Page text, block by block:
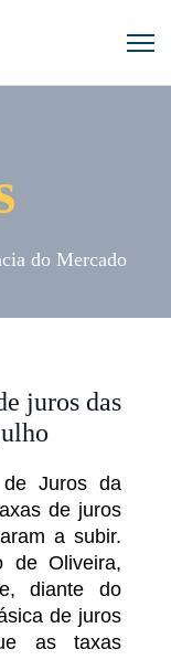
do Mercado
juros das
Juros da
de juros
a subir.
de Oliveira,
diante do
de juros
as taxas